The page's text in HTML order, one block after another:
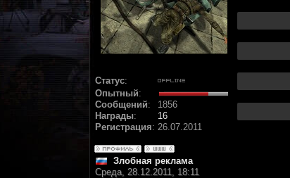
Статус:
Опытный:
Сообщений:
1856
Награды:
16
Регистрация: 26.07.2011
Злобная реклама
Среда, 28.12.2011, 18:11